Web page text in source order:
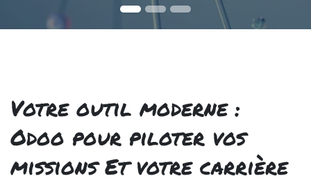
Votre outil moderne: ​
Odoo pour piloter vos
missions Et votre carrière